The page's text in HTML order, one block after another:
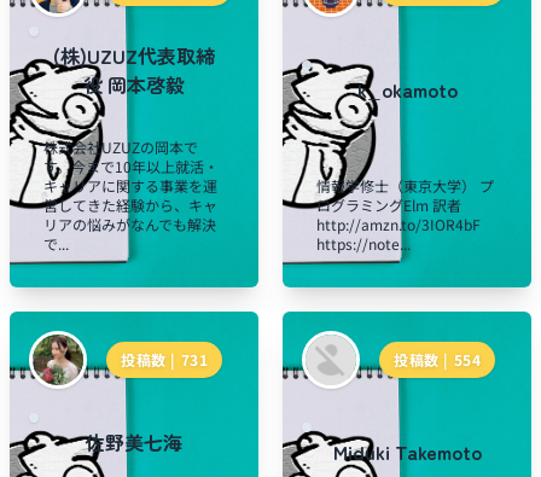
(株)UZUZ代表取締
役 岡本啓毅
株式会社UZUZの岡本で
す。今まで10年以上就活・
キャリアに関する事業を運
営してきた経験から、キャ
リアの悩みがなんでも解決
で...
k_okamoto
情報学修士（東京大学） プ
ログラミングElm 訳者
http://amzn.to/3IOR4bF
https://note...
投稿数 | 731
佐野美七海
投稿数 | 554
Miduki Takemoto